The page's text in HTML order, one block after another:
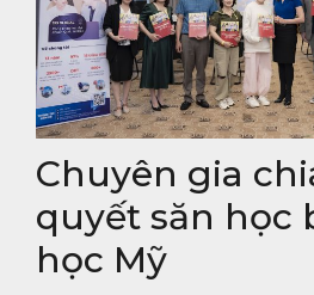
Chuyên gia
quyết săn học
học Mỹ